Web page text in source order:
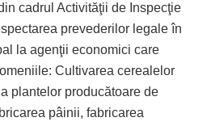
cadrul Activităţii de Inspecţie
prevederilor legale în
la agenţii economici care
Cultivarea cerealelor
plantelor producătoare de
pâinii, fabricarea